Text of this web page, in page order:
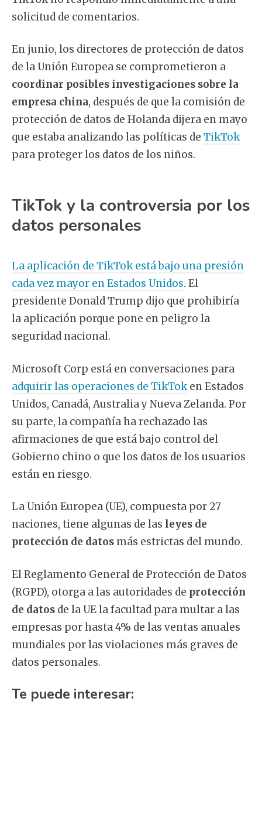
solicitud de comentarios.
En junio, los directores de protección de datos
de la Unión Europea se comprometieron a
coordinar posibles investigaciones sobre la
empresa china, después de que la comisión de
protección de datos de Holanda dijera en mayo
que estaba analizando las políticas de TikTok
para proteger los datos de los niños.
TikTok y la controversia por los
datos personales
La aplicación de TikTok está bajo una presión
cada vez mayor en Estados Unidos. El
presidente Donald Trump dijo que prohibiría
la aplicación porque pone en peligro la
seguridad nacional.
Microsoft Corp está en conversaciones para
adquirir las operaciones de TikToken Estados
Unidos, Canadá, Australia y Nueva Zelanda. Por
su parte, la compañía ha rechazado las
afirmaciones de que está bajo control del
Gobierno chino o que los datos de los usuarios
están en riesgo.
La Unión Europea (UE), compuesta por 27
naciones, tiene algunas de las leyes de
protección de datos más estrictas del mundo.
El Reglamento General de Protección de Datos
(RGPD), otorga a las autoridades de protección
de datos de la UE la facultad para multar a las
empresas por hasta 4% de las ventas anuales
mundiales por las violaciones más graves de
datos personales.
Te puede interesar: